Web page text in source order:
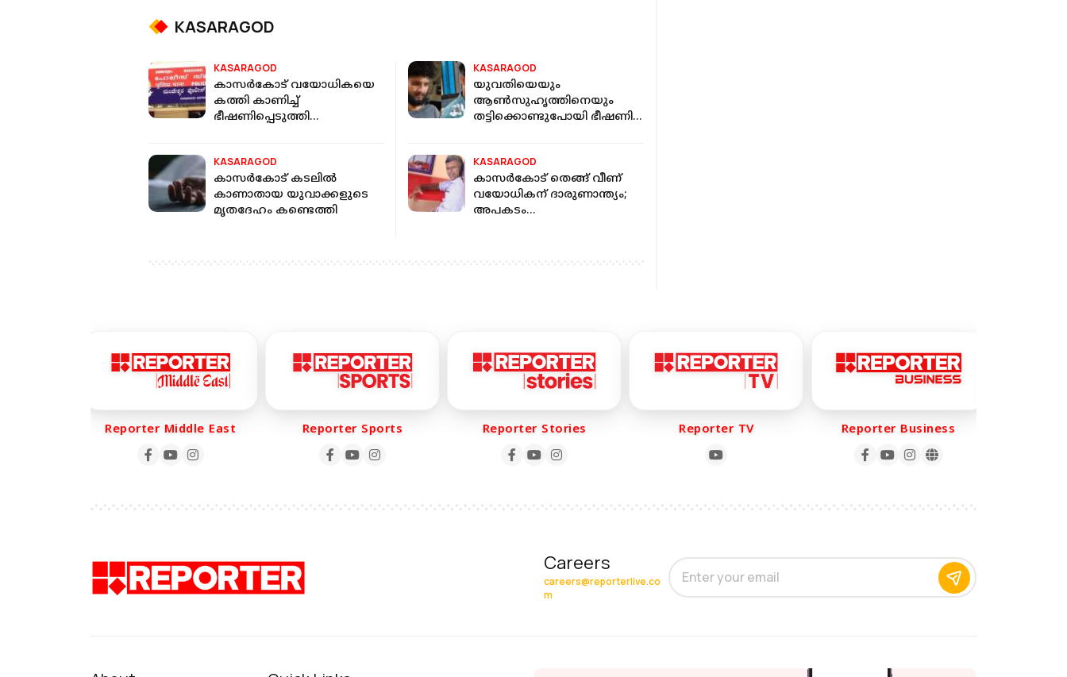
KASARAGOD
KASARAGOD
കാസര്‍കോട് വയോധികയെ
കത്തി കാണിച്ച്
ഭീഷണിപ്പെടുത്തി
KASARAGOD
യുവതിയെയും
ആണ്‍സുഹൃത്തിനെയും
തട്ടിക്കൊണ്ടുപോയി ഭീഷണി;
KASARAGOD
കാസര്‍കോട് കടലില്‍
കാണാതായ യുവാക്കളുടെ
മൃതദേഹം കണ്ടെത്തി
KASARAGOD
കാസര്‍കോട് തെങ്ങ് വീണ്
വയോധികന് ദാരുണാന്ത്യം;
അപകടം
Reporter Middle East Reporter Sports Reporter Stories Reporter TV Reporter Business
Careers
careers@reporterlive.co
m